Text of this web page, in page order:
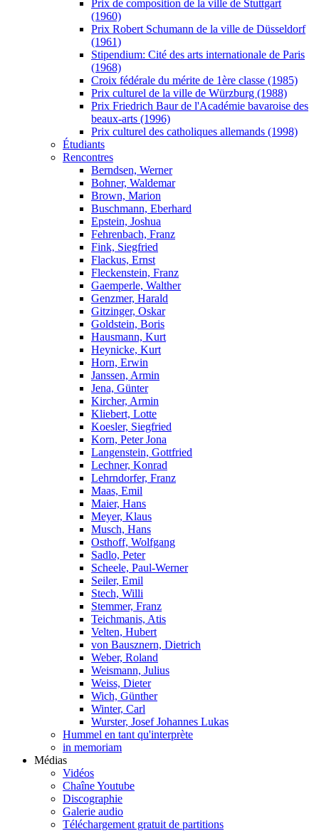
Prix de composition de la ville de Stuttgart
(1960)
Prix Robert Schumann de la ville de Düsseldorf
(1961)
Stipendium: Cité des arts internationale de Paris
(1968)
Croix fédérale du mérite de 1ère classe (1985)
Prix culturel de la ville de Würzburg (1988)
Prix Friedrich Baur de l'Académie bavaroise des
beaux-arts (1996)
Prix culturel des catholiques allemands (1998)
Étudiants
Rencontres
Berndsen, Werner
Bohner, Waldemar
Brown, Marion
Buschmann, Eberhard
Epstein, Joshua
Fehrenbach, Franz
Fink, Siegfried
Flackus, Ernst
Fleckenstein, Franz
Gaemperle, Walther
Genzmer, Harald
Gitzinger, Oskar
Goldstein, Boris
Hausmann, Kurt
Heynicke, Kurt
Horn, Erwin
Janssen, Armin
Jena, Günter
Kircher, Armin
Kliebert, Lotte
Koesler, Siegfried
Korn, Peter Jona
Langenstein, Gottfried
Lechner, Konrad
Lehrndorfer, Franz
Maas, Emil
Maier, Hans
Meyer, Klaus
Musch, Hans
Osthoff, Wolfgang
Sadlo, Peter
Scheele, Paul-Werner
Seiler, Emil
Stech, Willi
Stemmer, Franz
Teichmanis, Atis
Velten, Hubert
von Bausznern, Dietrich
Weber, Roland
Weismann, Julius
Weiss, Dieter
Wich, Günther
Winter, Carl
Wurster, Josef Johannes Lukas
Hummel en tant qu'interprète
in memoriam
Médias
Vidéos
Chaîne Youtube
Discographie
Galerie audio
Téléchargement gratuit de partitions